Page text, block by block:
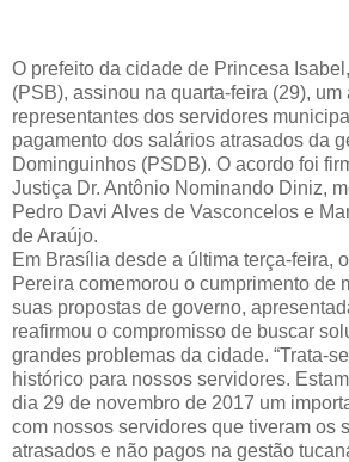
O prefeito da cidade de Princesa
(PSB), assinou na quarta-feira (29), um
representantes dos servidores
pagamento dos salários atrasados da
Dominguinhos (PSDB). O acordo foi
Justiça Dr. Antônio Nominando Diniz,
Pedro Davi Alves de Vasconcelos e
de Araújo.
Em Brasília desde a última terça-feira,
Pereira comemorou o cumprimento de
suas propostas de governo,
reafirmou o compromisso de buscar
grandes problemas da cidade. “Trata-
histórico para nossos servidores.
dia 29 de novembro de 2017 um
com nossos servidores que tiveram os
atrasados e não pagos na gestão